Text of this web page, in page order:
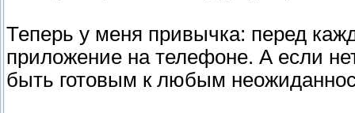
Теперь у меня привычка: перед
приложение на телефоне. А если
быть готовым к любым